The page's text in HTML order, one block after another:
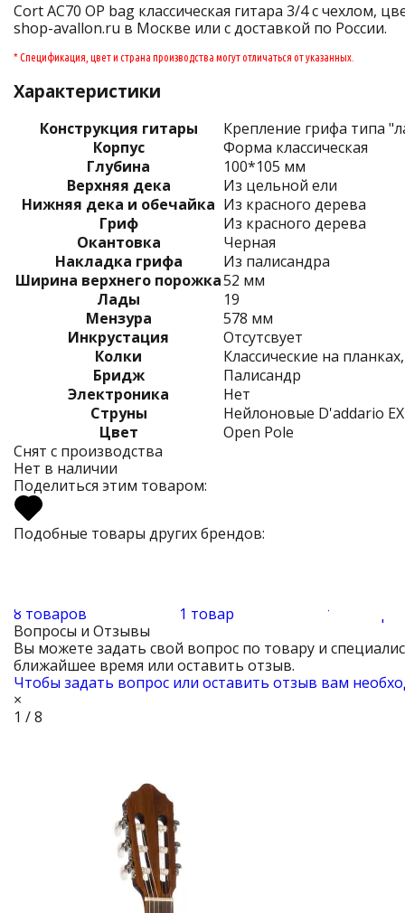
Cort AC70 OP bag классическая гитара 3/4 с чехлом,
shop-avallon.ru в Москве или с доставкой по России.
* Спецификация, цвет и страна производства могут отличаться от указанных.
Характеристики
Конструкция гитары
Крепление грифа типа
Корпус
Форма классическая
Глубина
100*105 мм
Верхняя дека
Из цельной ели
Нижняя дека и обечайка Из красного дерева
Гриф
Из красного дерева
Окантовка
Черная
Накладка грифа
Из палисандра
Ширина верхнего порожка52 мм
Лады
19
Мензура
578 мм
Инкрустация
Отсутсвует
Колки
Классические на
Бридж
Палисандр
Электроника
Нет
Струны
Нейлоновые D'addario
Цвет
Open Pole
Снят с производства
Нет в наличии
Поделиться этим товаром:
Подобные товары других брендов:
8 товаров 1 товар
15
Вопросы и Отзывы
Вы можете задать свой вопрос по товару и
ближайшее время или оставить отзыв.
Чтобы задать вопрос или оставить отзыв вам
×
1 / 8